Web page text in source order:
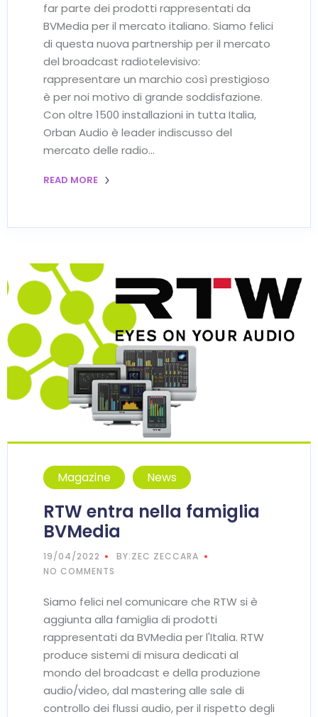
far parte dei prodotti rappresentati da
BVMedia per il mercato italiano. Siamo felici
di questa nuova partnership per il mercato
del broadcast radiotelevisivo:
rappresentare un marchio così prestigioso
è per noi motivo di grande soddisfazione.
Con oltre 1500 installazioni in tutta Italia,
Orban Audio è leader indiscusso del
mercato delle radio…
READ MORE
Magazine News
RTW entra nella famiglia
BVMedia
19/04/2022
BY:ZEC ZECCARA
NO COMMENTS
Siamo felici nel comunicare che RTW si è
aggiunta alla famiglia di prodotti
rappresentati da BVMedia per l'Italia. RTW
produce sistemi di misura dedicati al
mondo del broadcast e della produzione
audio/video, dal mastering alle sale di
controllo dei flussi audio, per il rispetto degli